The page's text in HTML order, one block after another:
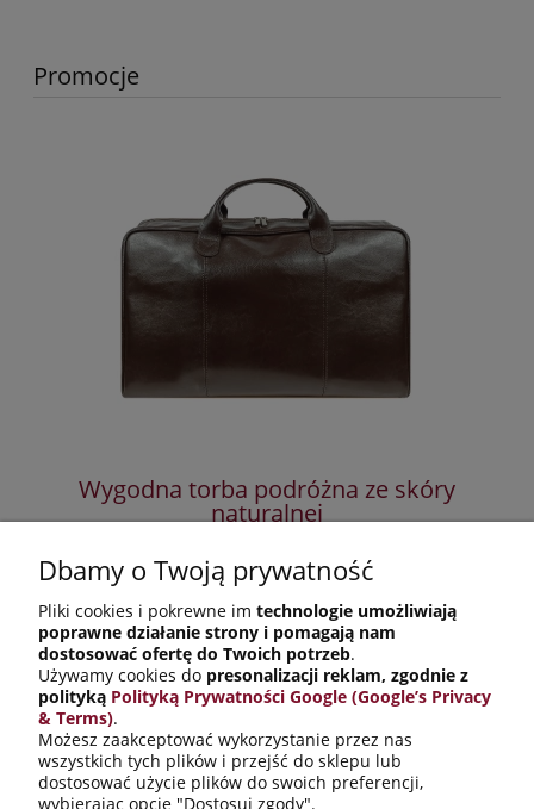
Promocje
Wygodna torba podróżna ze skóry
naturalnej
545,00 zł
Cena regularna:759,00 zł
Najniższa cena:545,00 zł
do koszyka
Informacje o sklepie
Dbamy o Twoją prywatność
Pliki cookies i pokrewne im technologie umożliwiają
poprawne działanie strony i pomagają nam
dostosować ofertę do Twoich potrzeb.
Używamy cookies do presonalizacji reklam, zgodnie z
polityką Polityką Prywatności Google (Google’s Privacy
& Terms).
Możesz zaakceptować wykorzystanie przez nas
wszystkich tych plików i przejść do sklepu lub
dostosować użycie plików do swoich preferencji,
wybierając opcję "Dostosuj zgody".